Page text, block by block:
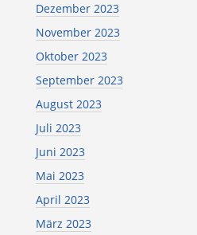
Dezember 2023
November 2023
Oktober 2023
September 2023
August 2023
Juli 2023
Juni 2023
Mai 2023
April 2023
März 2023